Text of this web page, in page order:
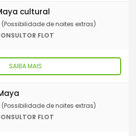
cultural
de noites extras)
FLOT
SAIBA MAIS
de noites extras)
FLOT